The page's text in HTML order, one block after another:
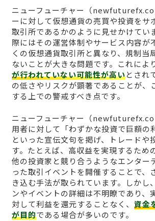
ニューフューチャー（
ーに対して仮想通貨の売買や投資をサ
取引所であるかのように見せかけてい
際にはその運営体制やサービス内容が
くの仮想通貨取引所と異なり、規制当
ないことが大きな問題です。これにより
が行われていない可能性が高いとされ
の低さやリスクが顕著であることが、
する上での警戒すべき点です。
ニューフューチャー（
用者に対して「わずかな投資で巨額の
といった宣伝文句を掲げ、トレードや
す。たとえば、高収益を実現するため
他の投資家と競り合うようなエンター
った取引イベントを開催することで、
き込む手法が取られています。しかし
ンやイベントの詳細は不明瞭であり、
対して利益を還元することなく、 資金
が目的である場合が多いのです。